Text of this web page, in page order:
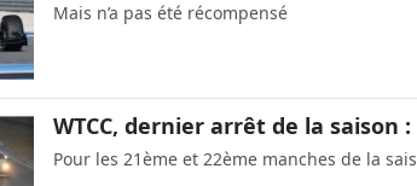
Mais n’a pas été récompensé
WTCC, dernier arrêt de la saison
Pour les 21ème et 22ème manches de la